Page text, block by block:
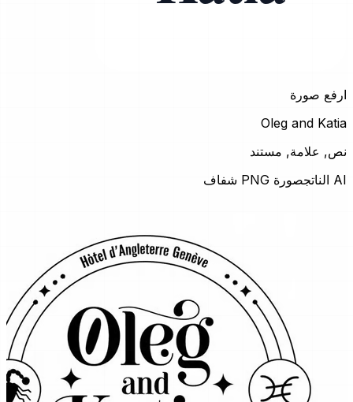
ارفع صورة
Oleg and Katia
نص, علامة, مستند
AI الناتج
صورة PNG شفاف